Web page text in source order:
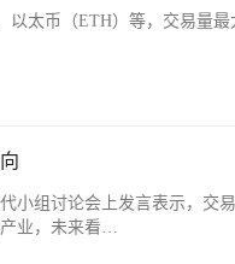
以太币（ETH）等，交易量
小组讨论会上发言表示，交
业，未来看…